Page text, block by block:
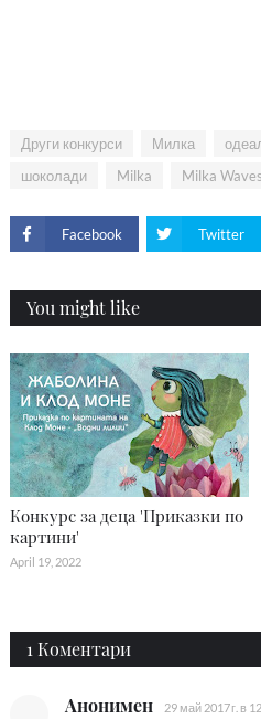
Други конкурси Милка
шоколади
Milka Milka Waves
Facebook Twitter
You might like
Конкурс за деца 'Приказки по
картини'
April 19, 2022
1 Коментари
Анонимен 29 май 2017 г. в